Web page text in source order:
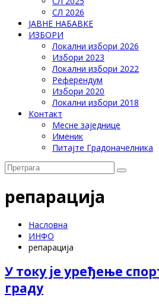
СЛ 2026
ЈАВНЕ НАБАВКЕ
ИЗБОРИ
Локални избори 2026
Избори 2023
Локални избори 2022
Референдум
Избори 2020
Локални избори 2018
Контакт
Месне заједнице
Именик
Питајте Градоначелника
репарација
Насловна
ИНФО
репарација
У току је уређење
граду